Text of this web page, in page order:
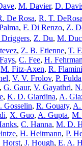
, M. Davier, D.
De Rosa, R. T. DeRosa
, F. Di Renzo, Z.
Driggers, Z. Du, M.
, Z. B. Etienne, T.
, C. Fee, H.
M. Fitz-Axen, R.
, V. V. Frolov, P. Fulda
, G. Gaur, V. Gayathri,
, K. D. Giardina, A.
Gosselin, R. Gouaty, A.
, X. Guo, A. Gupta, M.
, C. Hanna, M. D.
, H. Heitmann, P.
Horst, J. Hough, E. A.